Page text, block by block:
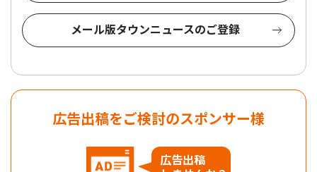
メール版タウンニュースのご登録
広告出稿をご検討のスポンサー様
広告出稿